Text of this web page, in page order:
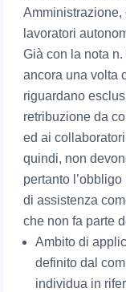
Amministrazione,
lavoratori
Già con la nota
ancora una volta
riguardano
retribuzione da
ed ai
quindi, non
pertanto
di assistenza
che non fa parte
Ambito di
definito dal
individua in